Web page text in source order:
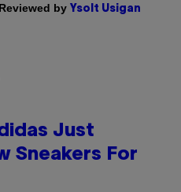
by Ysolt Usigan
Just
Sneakers For